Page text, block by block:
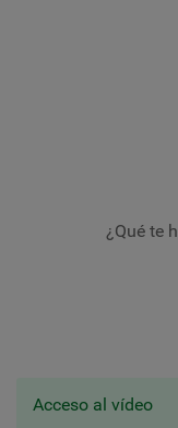
¿Qué te
Acceso al vídeo